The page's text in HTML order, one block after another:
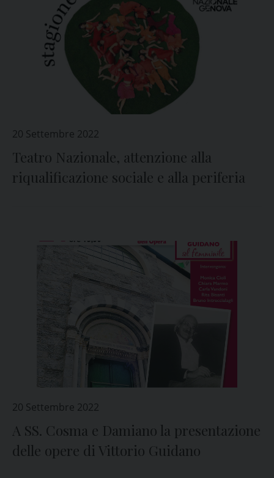
20 Settembre 2022
Teatro Nazionale, attenzione alla
riqualificazione sociale e alla periferia
20 Settembre 2022
A SS. Cosma e Damiano la presentazione
delle opere di Vittorio Guidano